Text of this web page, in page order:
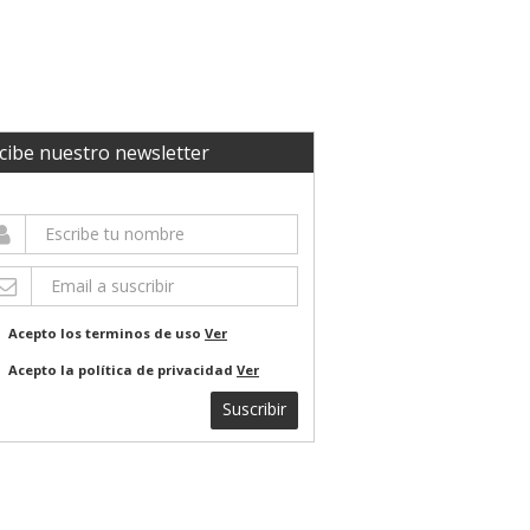
nuestro newsletter
Acepto los terminos de uso Ver
Acepto la política de privacidad Ver
Suscribir